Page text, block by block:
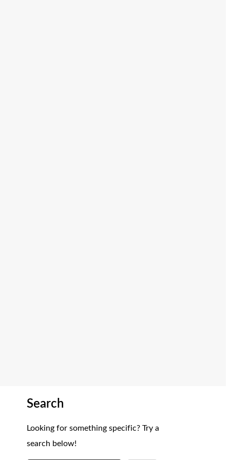
Search
Looking for something specific? Try a
search below!